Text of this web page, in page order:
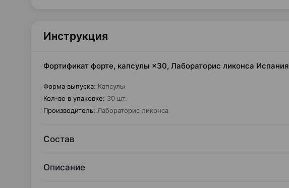
Инструкция
Фортификат форте, капсулы ×30, Лабораторис ликонса Испания
Форма выпуска: Капсулы
Кол-во в упаковке: 30 шт.
Производитель: Лабораторис ликонса
Состав
Описание